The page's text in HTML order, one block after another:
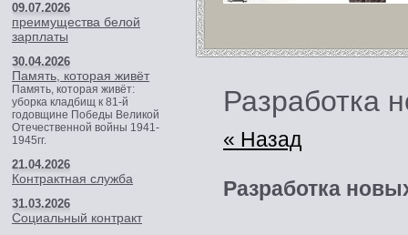
Разработка
« Назад
Разработка
09.07.2026
преимущества белой
зарплаты
30.04.2026
Память, которая живёт
Память, которая живёт:
уборка кладбищ к 81‑й
годовщине Победы Великой
Отечественной войны 1941-
1945гг.
21.04.2026
Контрактная служба
31.03.2026
Социальный контракт